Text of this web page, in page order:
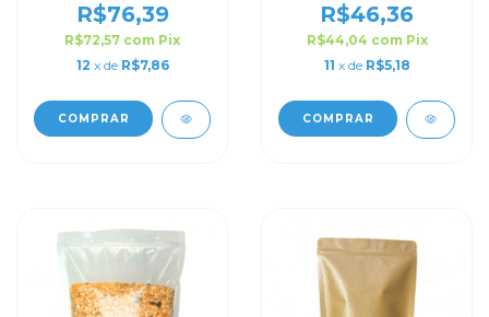
R$76,39
R$72,57 com Pix
12 x de R$7,86
COMPRAR
R$46,36
R$44,04 com Pix
11 x de R$5,18
COMPRAR